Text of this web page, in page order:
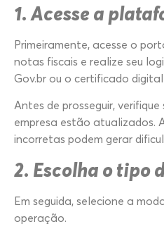
1. Acesse a
Primeiramente, acesse o
notas fiscais e realize seu
Gov.br ou o certificado
Antes de prosseguir,
empresa estão atualizados.
incorretas podem gerar
2. Escolha o tipo
Em seguida, selecione a
operação.